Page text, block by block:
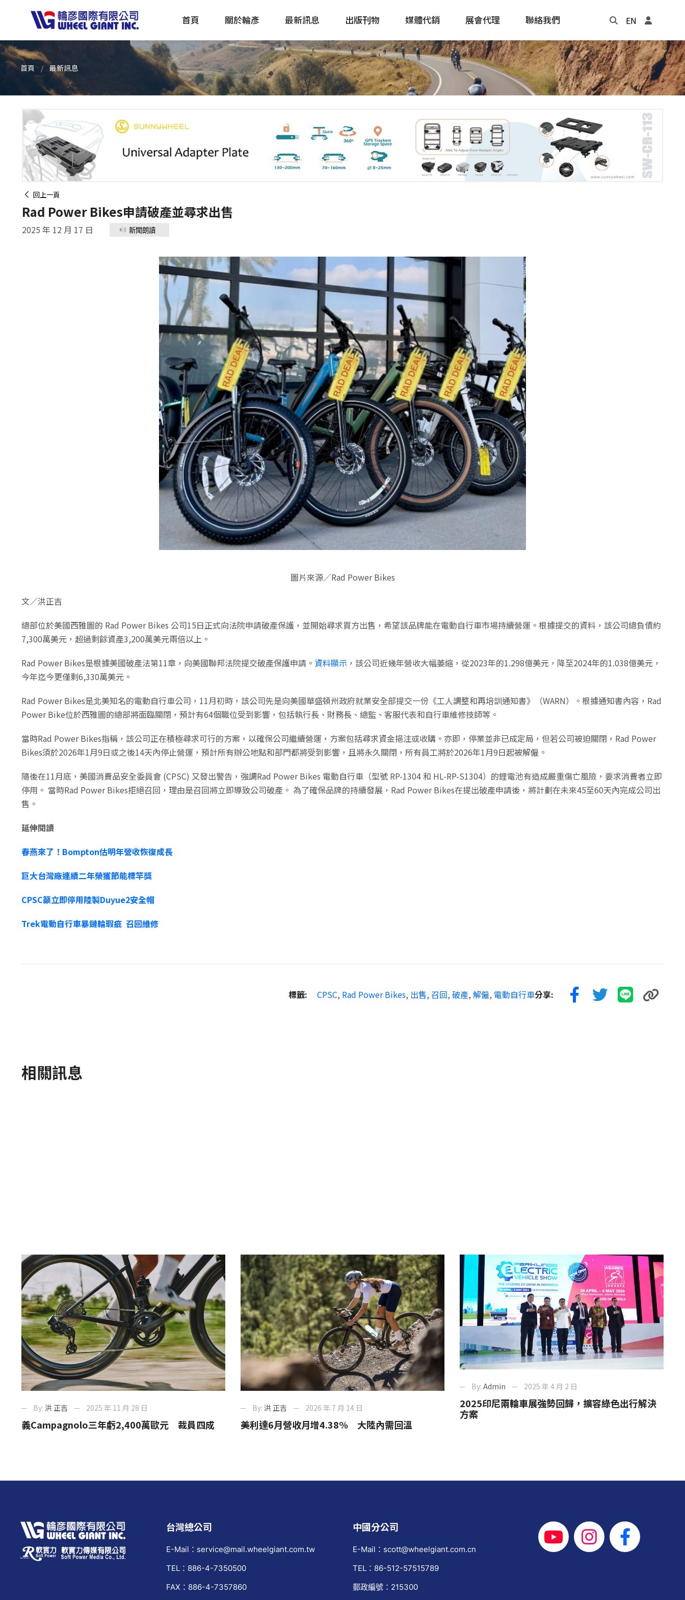
首頁 關於輪彥 最新訊息 出版刊物
產品採購指南 TBS
自行車&電動車市場快訊
Update
單車誌 Cycling Update
戶外探索 Outside
主題書籍
年度記事本
媒體代銷 展會代理 聯絡我們 EN
首頁 最新訊息
回上一頁
Rad Power Bikes申請破產並尋求出售
2025 年 12 月 17 日 新聞朗讀
圖片來源／Rad Power Bikes
文／洪正吉
總部位於美國西雅圖的 Rad Power Bikes 公司15日正式向法院申請破產保護，並開始尋求買方出售，希望該品牌能在電動自行車市場持續營運。根據提交的資料，該公司總負債約
7,300萬美元，超過剩餘資產3,200萬美元兩倍以上。
Rad Power Bikes是根據美國破產法第11章，向美國聯邦法院提交破產保護申請。 資料顯示 ，該公司近幾年營收大幅萎縮，從2023年的1.298億美元，降至2024年的1.038億美元，
今年迄今更僅剩6,330萬美元。
Rad Power Bikes是北美知名的電動自行車公司，11月初時，該公司先是向美國華盛頓州政府就業安全部提交一份《工人調整和再培訓通知書》（WARN）。根據通知書內容，Rad
Power Bike位於西雅圖的總部將面臨關閉，預計有64個職位受到影響，包括執行長、財務長、總監、客服代表和自行車維修技師等。
當時Rad Power Bikes指稱，該公司正在積極尋求可行的方案，以確保公司繼續營運，方案包括尋求資金挹注或收購。亦即，停業並非已成定局，但若公司被迫關閉，Rad Power
Bikes須於2026年1月9日或之後14天內停止營運，預計所有辦公地點和部門都將受到影響，且將永久關閉，所有員工將於2026年1月9日起被解僱。
隨後在11月底，美國消費品安全委員會 (CPSC) 又發出警告，強調Rad Power Bikes 電動自行車（型號 RP-1304 和 HL-RP-S1304）的鋰電池有造成嚴重傷亡風險，要求消費者立即
停用。 當時Rad Power Bikes拒絕召回，理由是召回將立即導致公司破產。 為了確保品牌的持續發展，Rad Power Bikes在提出破產申請後，將計劃在未來45至60天內完成公司出
售。
延伸閱讀
春燕來了！Bompton估明年營收恢復成長
巨大台灣廠連續二年榮獲節能標竿獎
CPSC籲立即停用陸製Duyue2安全帽
Trek電動自行車暴鏈輪瑕疵 召回維修
標籤: CPSC, Rad Power Bikes, 出售, 召回, 破產, 解僱, 電動自行車分享:
相關訊息
By: 洪 正吉 2025 年 11 月 28 日
義Campagnolo三年虧2,400萬歐元 裁員四成
By: 洪 正吉 2026 年 7 月 14 日
美利達6月營收月增4.38% 大陸內需回溫
By: Admin 2025 年 4 月 2 日
2025印尼兩輪車展強勢回歸，擴容綠色出行解決
方案
台灣總公司
E-Mail：service@mail.wheelgiant.com.tw
TEL：886-4-7350500
FAX：886-4-7357860
中國分公司
E-Mail：scott@wheelgiant.com.cn
TEL：86-512-57515789
郵政編號：215300